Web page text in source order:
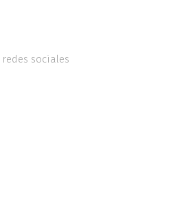
sociales